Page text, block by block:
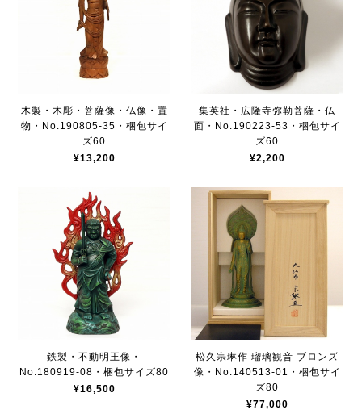
木製・木彫・菩薩像・仏像・置
物・No.190805-35・梱包サイ
ズ60
¥13,200
集英社・広隆寺弥勒菩薩・仏
面・No.190223-53・梱包サイ
ズ60
¥2,200
鉄製・不動明王像・
No.180919-08・梱包サイズ80
¥16,500
松久宗琳作 瑠璃観音 ブロンズ
像・No.140513-01・梱包サイ
ズ80
¥77,000